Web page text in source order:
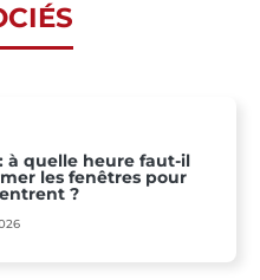
à quelle heure faut-il
les fenêtres pour
?